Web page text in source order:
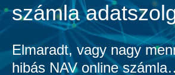
számla
Elmaradt, vagy nagy
hibás NAV online számla